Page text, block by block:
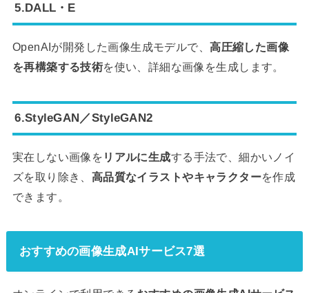
5.DALL・E
OpenAIが開発した画像生成モデルで、高圧縮した画像
を再構築する技術を使い、詳細な画像を生成します。
6.StyleGAN／StyleGAN2
実在しない画像を リアルに生成する手法で、細かいノイ
ズを取り除き、 高品質なイラストやキャラクターを作成
できます。
おすすめの画像生成AIサービス7選